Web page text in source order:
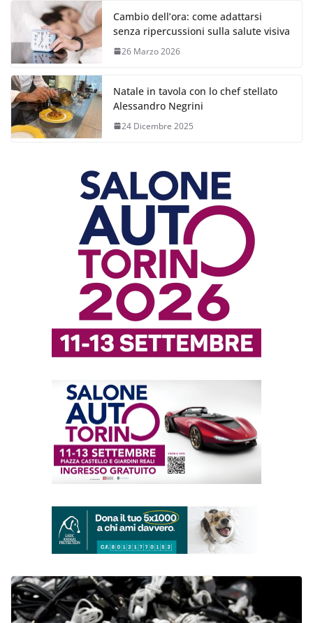
Cambio dell’ora: come adattarsi
senza ripercussioni sulla salute visiva
26 Marzo 2026
Natale in tavola con lo chef stellato
Alessandro Negrini
24 Dicembre 2025